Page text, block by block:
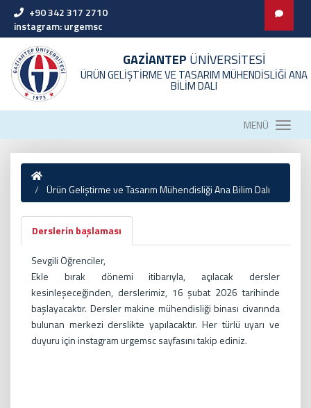
+90 342 317 2710
instagram: urgemsc
GAZİANTEP ÜNİVERSİTESİ
ÜRÜN GELİŞTİRME VE TASARIM MÜHENDİSLİĞİ ANA
BİLİM DALI
MENÜ
Ürün Geliştirme ve Tasarım Mühendisliği Ana Bilim Dalı
Derslerin başlaması
Sevgili Öğrenciler,
Ekle bırak dönemi itibarıyla, açılacak dersler
kesinleşeceğinden, derslerimiz, 16 şubat 2026 tarihinde
başlayacaktır. Dersler makine mühendisliği binası civarında
bulunan merkezi derslikte yapılacaktır. Her türlü uyarı ve
duyuru için instagram urgemsc sayfasını takip ediniz.